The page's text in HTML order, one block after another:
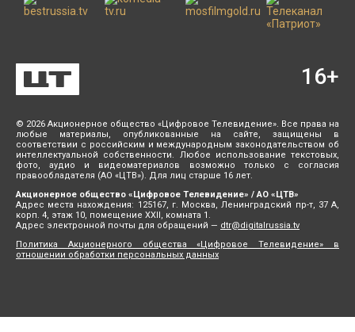
© 2026 Акционерное общество «Цифровое Телевидение». Все права на
любые материалы, опубликованные на сайте, защищены в
соответствии с российским и международным законодательством об
интеллектуальной собственности. Любое использование текстовых,
фото, аудио и видеоматериалов возможно только с согласия
правообладателя (АО «ЦТВ»). Для лиц старше 16 лет.
Акционерное общество «Цифровое Телевидение» / АО «ЦТВ»
Адрес места нахождения: 125167, г. Москва, Ленинградский пр-т, 37 А,
корп. 4, этаж 10, помещение XXII, комната 1.
Адрес электронной почты для обращений — dtr@digitalrussia.tv
Политика Акционерного общества «Цифровое Телевидение» в
отношении обработки персональных данных
16+